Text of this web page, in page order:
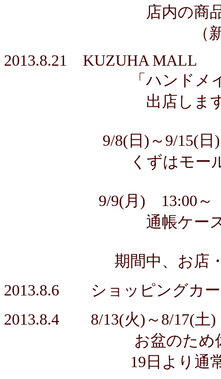
店内の商品 ほと
（新作は割
2013.8.21 KUZUHA MALL
「ハンドメイドマ
出店します
9/8(日)～9/15(日)
くずはモール本館
9/9(月) 13:00～ ワ
通帳ケース作り
期間中、お店・教室
2013.8.6 ショッピングカー
2013.8.4 8/13(火)～8/17(土)
お盆のため休
19日より通常営